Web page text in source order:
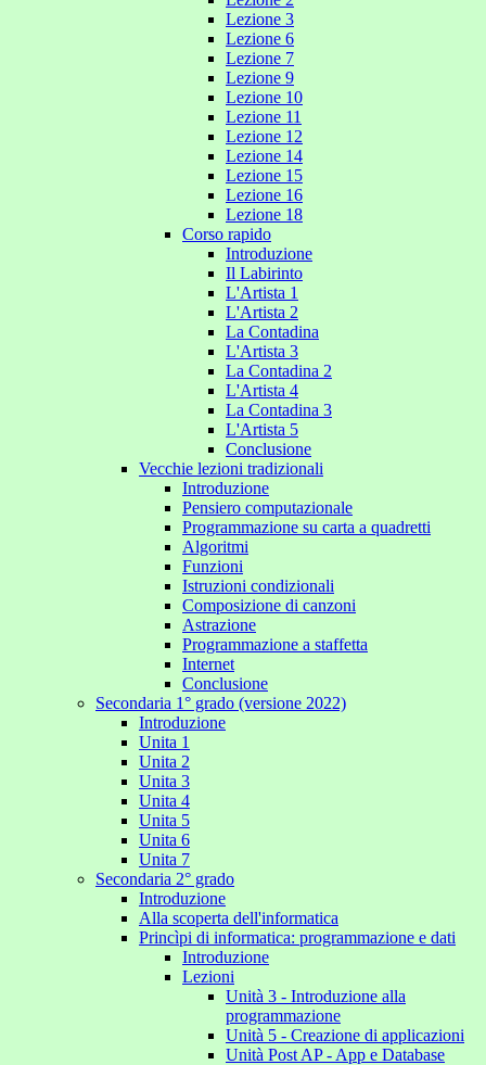
Lezione 3
Lezione 6
Lezione 7
Lezione 9
Lezione 10
Lezione 11
Lezione 12
Lezione 14
Lezione 15
Lezione 16
Lezione 18
Corso rapido
Introduzione
Il Labirinto
L'Artista 1
L'Artista 2
La Contadina
L'Artista 3
La Contadina 2
L'Artista 4
La Contadina 3
L'Artista 5
Conclusione
Vecchie lezioni tradizionali
Introduzione
Pensiero computazionale
Programmazione su carta a quadretti
Algoritmi
Funzioni
Istruzioni condizionali
Composizione di canzoni
Astrazione
Programmazione a staffetta
Internet
Conclusione
Secondaria 1° grado (versione 2022)
Introduzione
Unita 1
Unita 2
Unita 3
Unita 4
Unita 5
Unita 6
Unita 7
Secondaria 2° grado
Introduzione
Alla scoperta dell'informatica
Princìpi di informatica: programmazione e dati
Introduzione
Lezioni
Unità 3 - Introduzione alla
programmazione
Unità 5 - Creazione di applicazioni
Unità Post AP - App e Database